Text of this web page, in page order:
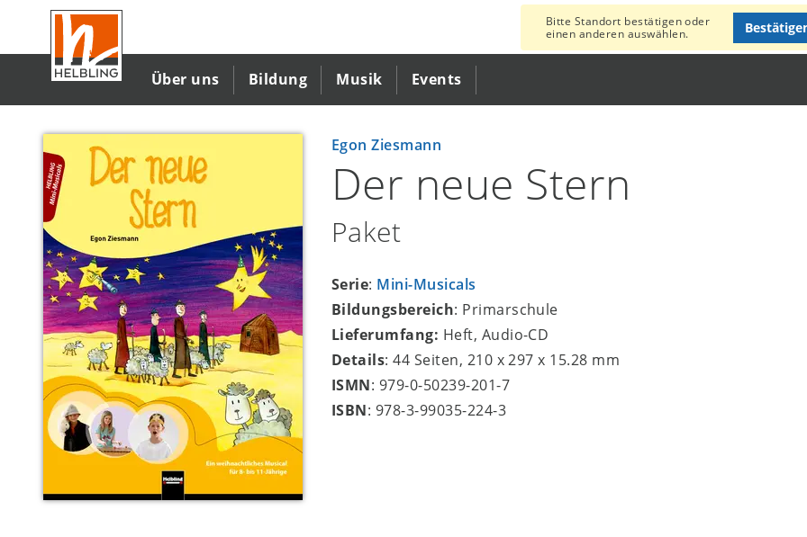
Inhalt
Über uns
Bildung Musik Events
Bitte Standort bestätigen oder
einen anderen auswählen.
Egon Ziesmann
Der neue Stern
Paket
Serie: Mini-Musicals
Bildungsbereich: Primarschule
Lieferumfang: Heft, Audio-CD
Details: 44 Seiten, 210 x 297 x 15.28 mm
ISMN: 979-0-50239-201-7
ISBN: 978-3-99035-224-3